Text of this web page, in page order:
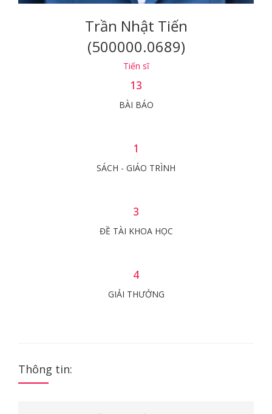
Trần Nhật Tiến
(500000.0689)
Tiến sĩ
13
BÀI BÁO
1
SÁCH - GIÁO TRÌNH
3
ĐỀ TÀI KHOA HỌC
4
GIẢI THƯỞNG
Thông tin: